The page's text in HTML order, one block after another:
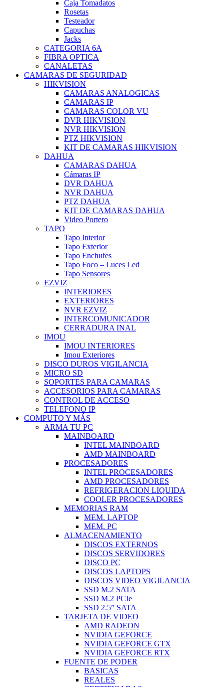
Caja Tomadatos
Rosetas
Testeador
Capuchas
Jacks
CATEGORIA 6A
FIBRA OPTICA
CANALETAS
CAMARAS DE SEGURIDAD
HIKVISION
CAMARAS ANALOGICAS
CAMARAS IP
CAMARAS COLOR VU
DVR HIKVISION
NVR HIKVISION
PTZ HIKVISION
KIT DE CAMARAS HIKVISION
DAHUA
CAMARAS DAHUA
Cámaras IP
DVR DAHUA
NVR DAHUA
PTZ DAHUA
KIT DE CAMARAS DAHUA
Video Portero
TAPO
Tapo Interior
Tapo Exterior
Tapo Enchufes
Tapo Foco – Luces Led
Tapo Sensores
EZVIZ
INTERIORES
EXTERIORES
NVR EZVIZ
INTERCOMUNICADOR
CERRADURA INAL
IMOU
IMOU INTERIORES
Imou Exteriores
DISCO DUROS VIGILANCIA
MICRO SD
SOPORTES PARA CAMARAS
ACCESORIOS PARA CAMARAS
CONTROL DE ACCESO
TELEFONO IP
COMPUTO Y MÁS
ARMA TU PC
MAINBOARD
INTEL MAINBOARD
AMD MAINBOARD
PROCESADORES
INTEL PROCESADORES
AMD PROCESADORES
REFRIGERACION LIQUIDA
COOLER PROCESADORES
MEMORIAS RAM
MEM. LAPTOP
MEM. PC
ALMACENAMIENTO
DISCOS EXTERNOS
DISCOS SERVIDORES
DISCO PC
DISCOS LAPTOPS
DISCOS VIDEO VIGILANCIA
SSD M.2 SATA
SSD M.2 PCIe
SSD 2.5” SATA
TARJETA DE VIDEO
AMD RADEON
NVIDIA GEFORCE
NVIDIA GEFORCE GTX
NVIDIA GEFORCE RTX
FUENTE DE PODER
BASICAS
REALES